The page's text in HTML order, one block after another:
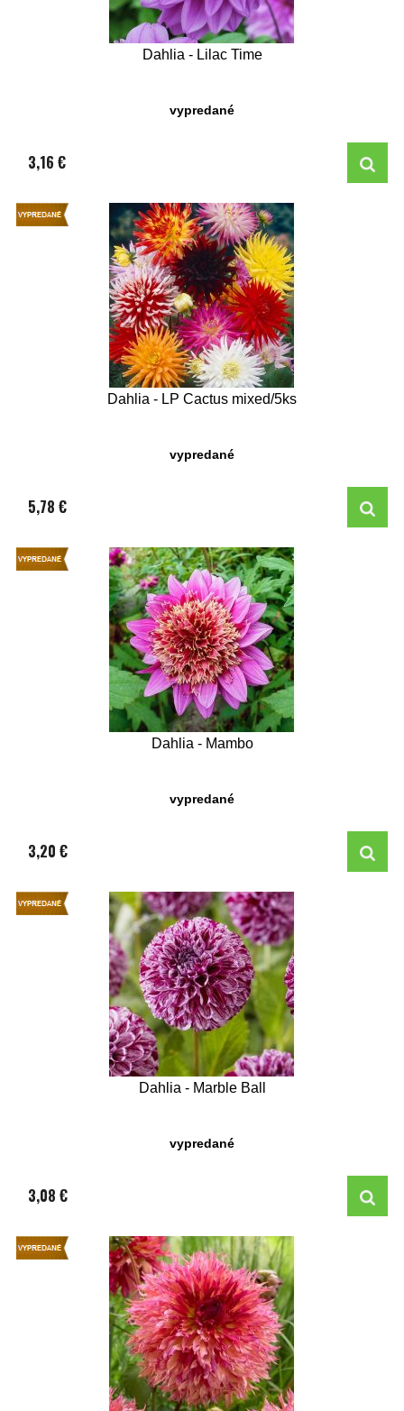
Dahlia - Lilac Time
vypredané
3,16 €
Dahlia - LP Cactus mixed/5ks
vypredané
5,78 €
Dahlia - Mambo
vypredané
3,20 €
Dahlia - Marble Ball
vypredané
3,08 €